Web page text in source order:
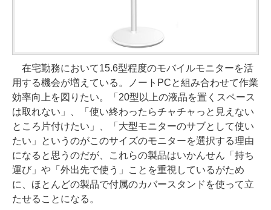
在宅勤務において15.6型程度のモバイルモニターを活
用する機会が増えている。ノートPCと組み合わせて作業
効率向上を図りたい。「20型以上の液晶を置くスペース
は取れない」、「使い終わったらチャチャっと見えない
ところ片付けたい」、「大型モニターのサブとして使い
たい」というのがこのサイズのモニターを選択する理由
になると思うのだが、これらの製品はいかんせん「持ち
運び」や「外出先で使う」ことを重視しているがため
に、ほとんどの製品で付属のカバースタンドを使って立
たせることになる。